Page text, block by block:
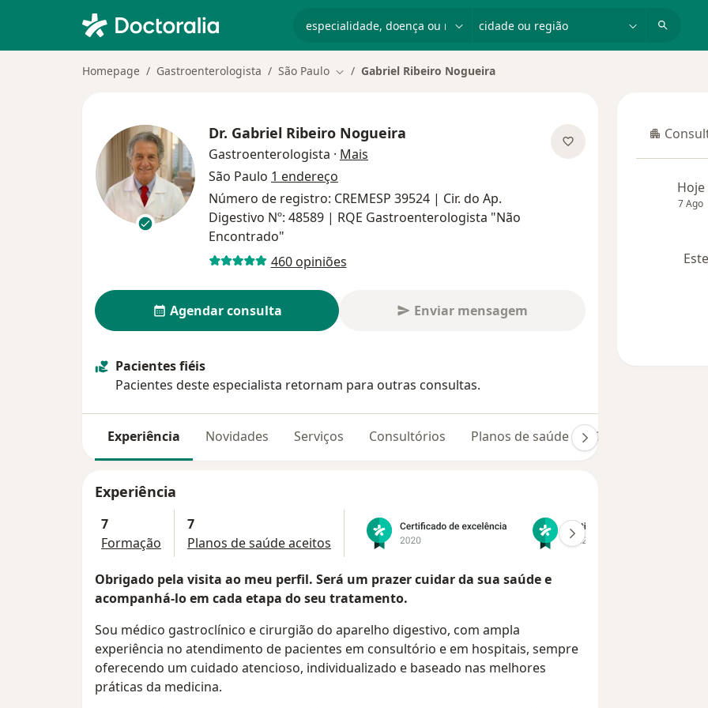
Homepage Gastroenterologista São Paulo Mudar de cidade
Gabriel Ribeiro Nogueira
Dr. Gabriel Ribeiro Nogueira
Gastroenterologista · Mais
São Paulo 1 endereço
Número de registro: CREMESP 39524 | Cir. do Ap.
Digestivo Nº: 48589 | RQE Gastroenterologista "Não
Encontrado"
460 opiniões
Agendar consulta Enviar mensagem
Pacientes fiéis
Pacientes deste especialista retornam para outras consultas.
Experiência Novidades Serviços Consultórios Planos de saúde Opiniões (460)
Experiência
7
Formação
7
Planos de saúde aceitos
Obrigado pela visita ao meu perfil. Será um prazer cuidar da sua saúde e
acompanhá-lo em cada etapa do seu tratamento.
Sou médico gastroclínico e cirurgião do aparelho digestivo, com ampla
experiência no atendimento de pacientes em consultório e em hospitais, sempre
oferecendo um cuidado atencioso, individualizado e baseado nas melhores
práticas da medicina.
Hoje
7 Ago